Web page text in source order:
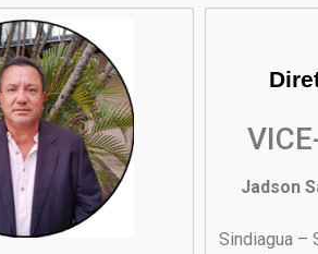
Jadson
Sindiagua –